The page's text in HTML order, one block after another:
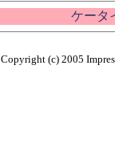
ケータ
Copyright (c) 2005